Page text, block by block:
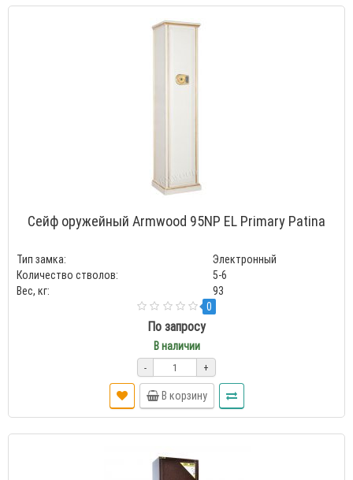
Сейф оружейный Armwood 95NP EL Primary Patina
Тип замка:
Электронный
Количество стволов:
5-6
Вес, кг:
93
0
По запросу
В наличии
- +
В корзину